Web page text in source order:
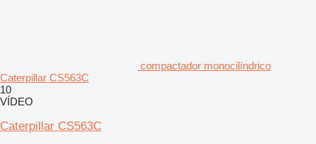
compactador monocilíndrico
Caterpillar CS563C
10
VÍDEO
Caterpillar CS563C